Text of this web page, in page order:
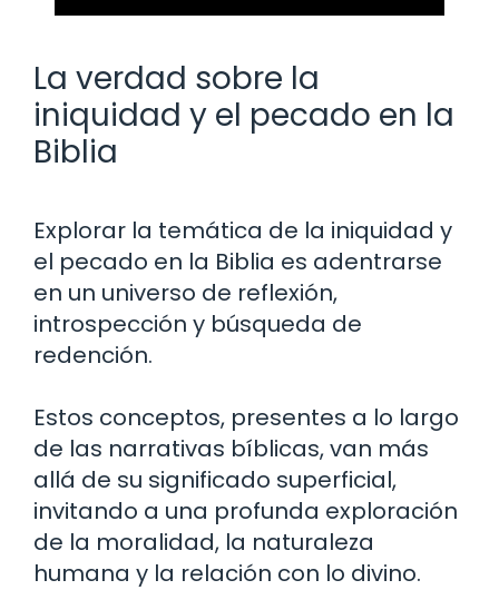
La verdad sobre la
iniquidad y el pecado en la
Biblia
Explorar la temática de la iniquidad y
el pecado en la Biblia es adentrarse
en un universo de reflexión,
introspección y búsqueda de
redención.
Estos conceptos, presentes a lo largo
de las narrativas bíblicas, van más
allá de su significado superficial,
invitando a una profunda exploración
de la moralidad, la naturaleza
humana y la relación con lo divino.